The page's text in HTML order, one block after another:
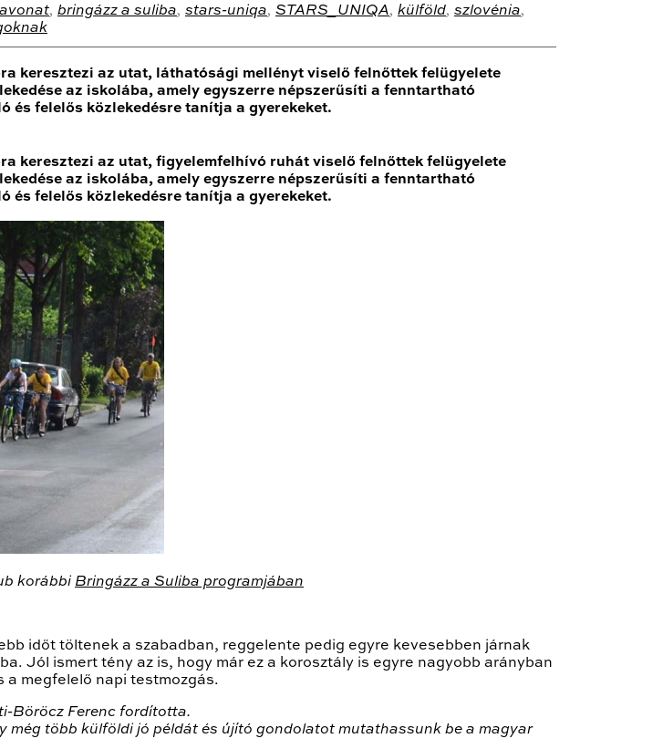
, bringázz a suliba, stars-uniqa, STARS_UNIQA, külföld, szlovénia,
keresztezi az utat, láthatósági mellényt viselő felnőttek felügyelete
az iskolába, amely egyszerre népszerűsíti a fenntartható
és felelős közlekedésre tanítja a gyerekeket.
keresztezi az utat, figyelemfelhívó ruhát viselő felnőttek felügyelete
az iskolába, amely egyszerre népszerűsíti a fenntartható
és felelős közlekedésre tanítja a gyerekeket.
korábbi Bringázz a Suliba programjában
időt töltenek a szabadban, reggelente pedig egyre kevesebben járnak
Jól ismert tény az is, hogy már ez a korosztály is egyre nagyobb arányban
a megfelelő napi testmozgás.
Böröcz Ferenc fordította.
még több külföldi jó példát és újító gondolatot mutathassunk be a magyar